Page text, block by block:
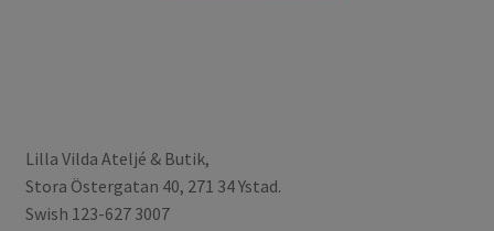
Lilla Vilda Ateljé & Butik,
Stora Östergatan 40, 271 34 Ystad.
Swish 123-627 3007